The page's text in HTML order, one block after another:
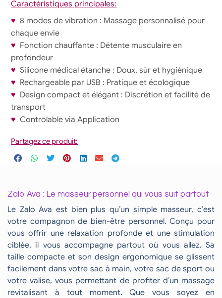
Caractéristiques principales:
♥ 8 modes de vibration : Massage personnalisé pour
chaque envie
♥ Fonction chauffante : Détente musculaire en
profondeur
♥ Silicone médical étanche : Doux, sûr et hygiénique
♥ Rechargeable par USB : Pratique et écologique
♥ Design compact et élégant : Discrétion et facilité de
transport
♥ Controlable via Application
Partagez ce produit:
Zalo Ava : Le masseur personnel qui vous suit partout
Le Zalo Ava est bien plus qu’un simple masseur, c’est
votre compagnon de bien-être personnel. Conçu pour
vous offrir une relaxation profonde et une stimulation
ciblée, il vous accompagne partout où vous allez. Sa
taille compacte et son design ergonomique se glissent
facilement dans votre sac à main, votre sac de sport ou
votre valise, vous permettant de profiter d’un massage
revitalisant à tout moment. Que vous soyez en